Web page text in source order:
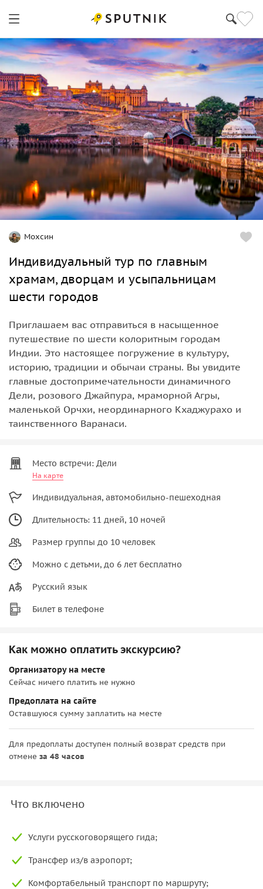
Мохсин
Индивидуальный тур по главным
храмам, дворцам и усыпальницам
шести городов
Приглашаем вас отправиться в насыщенное
путешествие по шести колоритным городам
Индии. Это настоящее погружение в культуру,
историю, традиции и обычаи страны. Вы увидите
главные достопримечательности динамичного
Дели, розового Джайпура, мраморной Агры,
маленькой Орчхи, неординарного Кхаджурахо и
таинственного Варанаси.
Место встречи: Дели
На карте
Индивидуальная, автомобильно-пешеходная
Длительность: 11 дней, 10 ночей
Размер группы до 10 человек
Можно с детьми, до 6 лет бесплатно
Русский язык
Билет в телефоне
Как можно оплатить экскурсию?
Организатору на месте
Сейчас ничего платить не нужно
Предоплата на сайте
Оставшуюся сумму заплатить на месте
Для предоплаты доступен полный возврат средств при
отмене за 48 часов
Что включено
Услуги русскоговорящего гида;
Трансфер из/в аэропорт;
Комфортабельный транспорт по маршруту;